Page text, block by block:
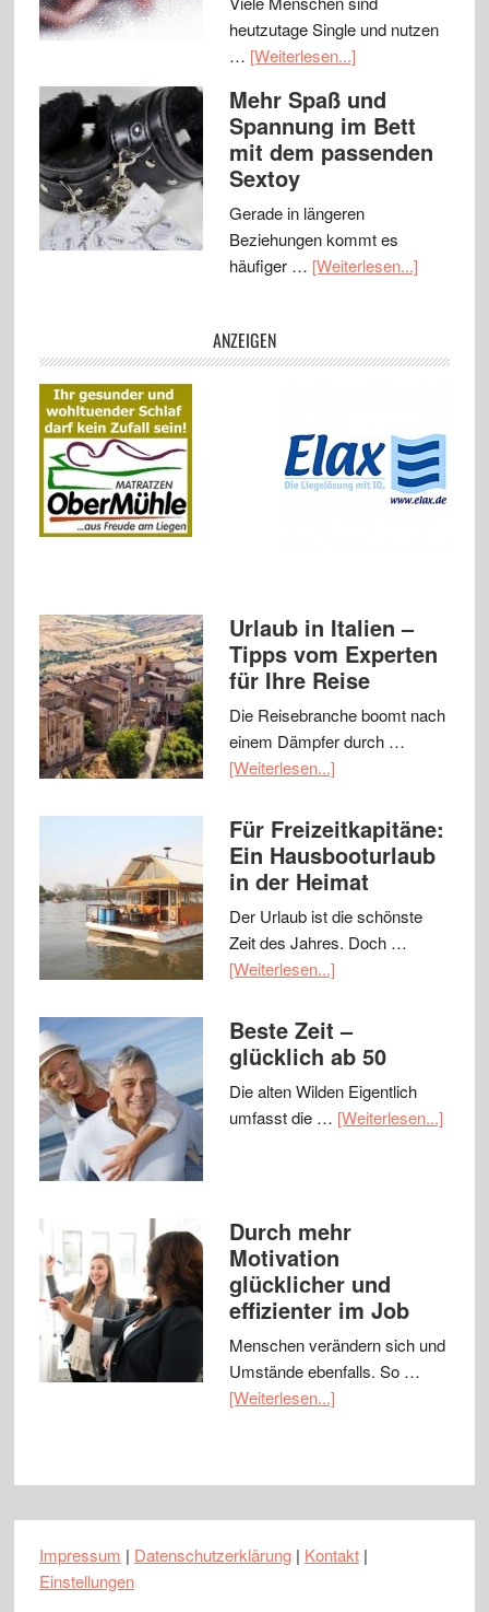
heutzutage Single und nutzen
… [Weiterlesen...]
Mehr Spaß und
Spannung im Bett
mit dem passenden
Sextoy
Gerade in längeren
Beziehungen kommt es
häufiger … [Weiterlesen...]
ANZEIGEN
Urlaub in Italien –
Tipps vom Experten
für Ihre Reise
Die Reisebranche boomt nach
einem Dämpfer durch …
[Weiterlesen...]
Für Freizeitkapitäne:
Ein Hausbooturlaub
in der Heimat
Der Urlaub ist die schönste
Zeit des Jahres. Doch …
[Weiterlesen...]
Beste Zeit –
glücklich ab 50
Die alten Wilden Eigentlich
umfasst die … [Weiterlesen...]
Durch mehr
Motivation
glücklicher und
effizienter im Job
Menschen verändern sich und
Umstände ebenfalls. So …
[Weiterlesen...]
Impressum | Datenschutzerklärung| Kontakt|
Einstellungen